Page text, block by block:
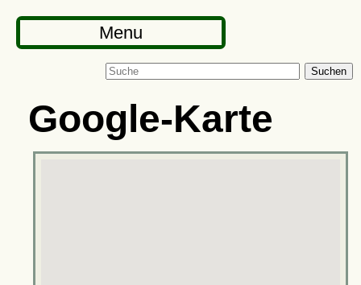
Menu
Suchen
Google-Karte